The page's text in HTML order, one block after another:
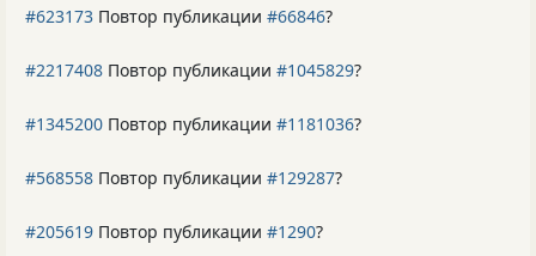
#623173 Повтор публикации #66846?
#2217408 Повтор публикации #1045829?
#1345200 Повтор публикации #1181036?
#568558 Повтор публикации #129287?
#205619 Повтор публикации #1290?